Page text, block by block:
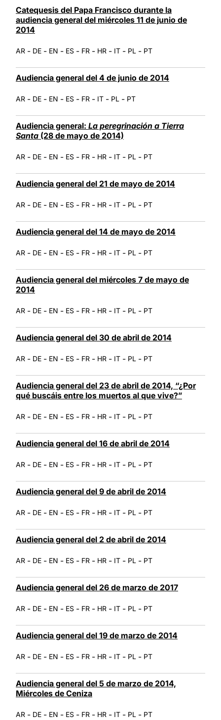
Catequesis del Papa Francisco durante la
audiencia general del miércoles 11 de junio de
2014
AR - DE - EN - ES - FR - HR - IT - PL - PT
Audiencia general del 4 de junio de 2014
AR - DE - EN - ES - FR - IT - PL - PT
Audiencia general: La peregrinación a Tierra
Santa (28 de mayo de 2014)
AR - DE - EN - ES - FR - HR - IT - PL - PT
Audiencia general del 21 de mayo de 2014
AR - DE - EN - ES - FR - HR - IT - PL - PT
Audiencia general del 14 de mayo de 2014
AR - DE - EN - ES - FR - HR - IT - PL - PT
Audiencia general del miércoles 7 de mayo de
2014
AR - DE - EN - ES - FR - HR - IT - PL - PT
Audiencia general del 30 de abril de 2014
AR - DE - EN - ES - FR - HR - IT - PL - PT
Audiencia general del 23 de abril de 2014, “¿Por
qué buscáis entre los muertos al que vive?”
AR - DE - EN - ES - FR - HR - IT - PL - PT
Audiencia general del 16 de abril de 2014
AR - DE - EN - ES - FR - HR - IT - PL - PT
Audiencia general del 9 de abril de 2014
AR - DE - EN - ES - FR - HR - IT - PL - PT
Audiencia general del 2 de abril de 2014
AR - DE - EN - ES - FR - HR - IT - PL - PT
Audiencia general del 26 de marzo de 2017
AR - DE - EN - ES - FR - HR - IT - PL - PT
Audiencia general del 19 de marzo de 2014
AR - DE - EN - ES - FR - HR - IT - PL - PT
Audiencia general del 5 de marzo de 2014,
Miércoles de Ceniza
AR - DE - EN - ES - FR - HR - IT - PL - PT